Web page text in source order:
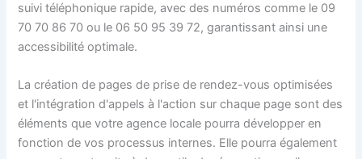
suivi téléphonique rapide, avec des numéros comme le 09
70 70 86 70 ou le 06 50 95 39 72, garantissant ainsi une
accessibilité optimale.
La création de pages de prise de rendez-vous optimisées
et l'intégration d'appels à l'action sur chaque page sont des
éléments que votre agence locale pourra développer en
fonction de vos processus internes. Elle pourra également